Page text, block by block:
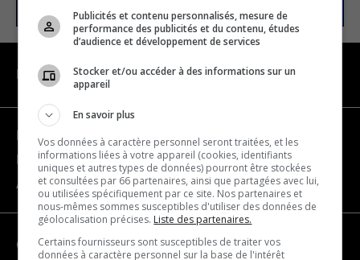
NAVIGATION
Devenir partenaire
Nous joindre
À propos
CATÉGORIES
Publicités et contenu personnalisés, mesure de
performance des publicités et du contenu, études
d’audience et développement de services
Stocker et/ou accéder à des informations sur un
appareil
En savoir plus
Vos données à caractère personnel seront traitées, et les
informations liées à votre appareil (cookies, identifiants
uniques et autres types de données) pourront être stockées
et consultées par 66 partenaires, ainsi que partagées avec lui,
ou utilisées spécifiquement par ce site. Nos partenaires et
nous-mêmes sommes susceptibles d'utiliser des données de
géolocalisation précises. Liste des partenaires.
Certains fournisseurs sont susceptibles de traiter vos
données à caractère personnel sur la base de l'intérêt